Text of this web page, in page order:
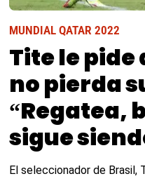
MUNDIAL QATAR 2022
Tite le pide
no pierda
“Regatea,
sigue
El seleccionador de